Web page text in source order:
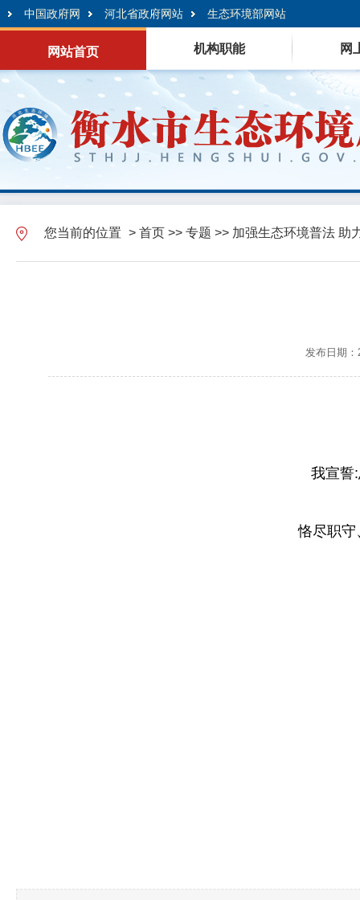
中国政府网 河北省政府网站 生态环境部网站
网站首页 机构职能 网
您当前的位置 > 首页 >> 专题 >> 加强生态环境普法 助
发布日期：
我宣誓
恪尽职守